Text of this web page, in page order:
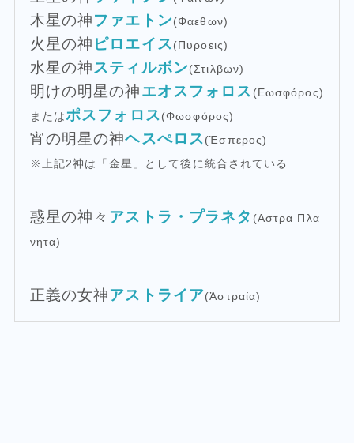
木星の神ファエトン(Φαεθων)
火星の神 ピロエイス(Πυροεις)
水星の神スティルボン(Στιλβων)
明けの明星の神エオスフォロス (Εωσφόρος)
またはポスフォロス(Φωσφόρος)
宵の明星の神ヘスぺロス(Ἑσπερος)
※上記2神は「金星」として後に統合されている
惑星の神々 アストラ・プラネタ (Αστρα Πλα
νητα)
正義の女神アストライア(Ἀστραία)